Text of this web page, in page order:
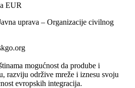
EUR
uprava – Organizacije civilnog
mogućnost da prodube i
razviju održive mreže i iznesu svoju
evropskih integracija.